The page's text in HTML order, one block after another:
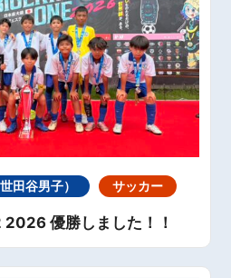
田谷男子） サッカー
2026 優勝しました！！